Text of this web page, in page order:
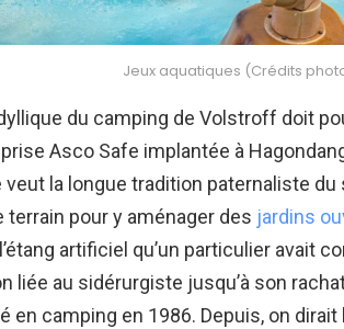
Jeux aquatiques (Crédits
du camping de Volstroff doit
Asco Safe implantée à
veut la longue tradition paternaliste
terrain pour y aménager des jardins
artificiel qu’un particulier avait
liée au sidérurgiste jusqu’à son
en camping en 1986. Depuis, on dirait